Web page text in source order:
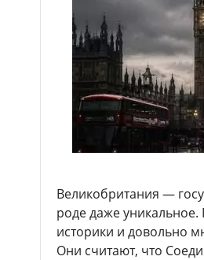
Великобритания —
роде даже
историки и довольно
Они считают, что